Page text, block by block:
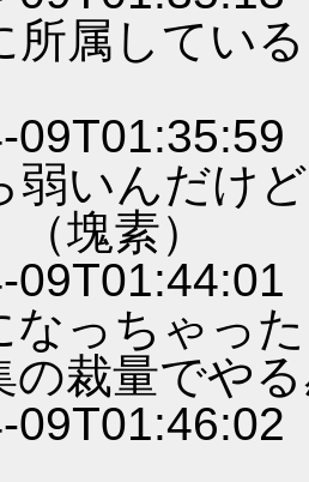
所属してい
弱いんだけ
塊素）
なっちゃっ
の裁量でや